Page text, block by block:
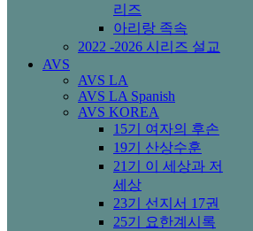
리즈
아리랑 족속
2022 -2026 시리즈 설교
AVS
AVS LA
AVS LA Spanish
AVS KOREA
15기 여자의 후손
19기 산상수훈
21기 이 세상과 저
세상
23기 선지서 17권
25기 요한계시록